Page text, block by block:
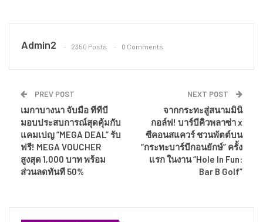
Admin2 2350 Posts 0 Comments
PREV POST
เมกาบางนา จับมือ ทีทีบี
มอบประสบการณ์สุดคุ้มกับ
แคมเปญ “MEGA DEAL” รับ
ฟรี! MEGA VOUCHER
สูงสุด 1,000 บาท พร้อม
ส่วนลดทันที 50%
NEXT POST
จากกระทะสู่สนามมินิ
กอล์ฟ! บาร์บีคิวพลาซ่า x
ซีคอนสแควร์ ชวนพัตต์บน
“กระทะบาร์บีกอนยักษ์” ครั้ง
แรก ในงาน “Hole In Fun:
Bar B Golf”